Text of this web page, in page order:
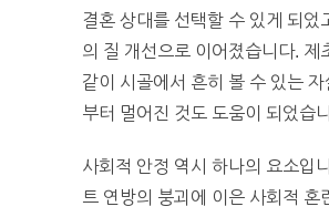
결혼 상대를 선택할 수 있게 되었
의 질 개선으로 이어졌습니다. 제
같이 시골에서 흔히 볼 수 있는
부터 멀어진 것도 도움이 되었습
사회적 안정 역시 하나의 요소입
트 연방의 붕괴에 이은 사회적 혼